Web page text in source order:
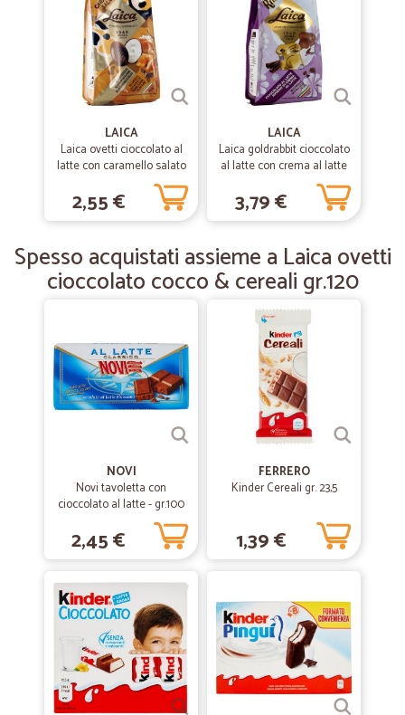
—Sesto F.
Pacco integro
Pacco integro, arrivo del pacco entro i termini previsti, ottima
31/03/2019
Edoardo C.
Ottima e veloce
LAICA
Laica ovetti cioccolato al
latte con caramello salato
2,55 €
LAICA
Laica goldrabbit cioccolato
al latte con crema al latte
3,79 €
Spesso acquistati assieme a Laica ovetti
cioccolato cocco & cereali gr.120
NOVI
Novi tavoletta con
cioccolato al latte - gr.100
2,45 €
FERRERO
Kinder Cereali gr. 23,5
1,39 €